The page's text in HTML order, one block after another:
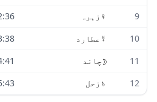
9
♀ زہرہ PM
10
☿ عطارد PM
11
☽چاند PM
12
♄ زحل PM